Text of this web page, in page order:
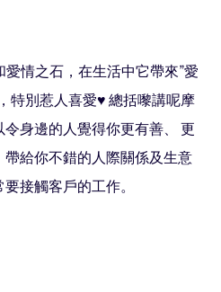
情之石，在生活中它帶來”愛
特別惹人喜愛♥️ 總括嚟講呢摩
身邊的人覺得你更有善、 更
給你不錯的人際關係及生意
接觸客戶的工作。